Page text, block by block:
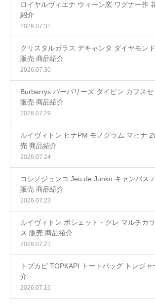
ロイヤルヴィエナ ウィーン窯 ワグナー作
紹介
2026.07.31
クリスタルガラス デキャンタ ダイヤモン
販売 商品紹介
2026.07.30
Burberrys バーバリーズ タイピン カフスセ
販売 商品紹介
2026.07.29
ルイヴィトン ヒナPM モノグラム マヒナ
売 商品紹介
2026.07.24
コシノジュンコ Jeu de Junko キャンバス
販売 商品紹介
2026.07.23
ルイヴィトン ポシェット・クレ マルチカ
ス 販売 商品紹介
2026.07.21
トプカピ TOPKAPI トートバッグ トレジ
介
2026.07.16